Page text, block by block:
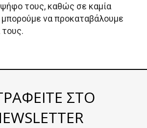
τους, καθώς σε καμία
να προκαταβάλουμε
τους.
ΣΤΟ